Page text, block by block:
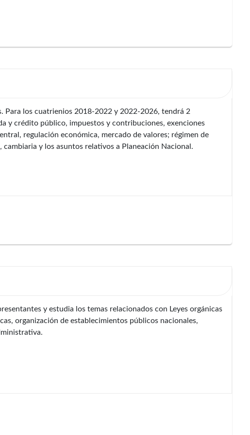
Para los cuatrienios 2018-2022 y 2022-2026, tendrá 2
y crédito público, impuestos y contribuciones, exenciones
regulación económica, mercado de valores; régimen de
y los asuntos relativos a Planeación Nacional.
y estudia los temas relacionados con Leyes orgánicas
organización de establecimientos públicos nacionales,